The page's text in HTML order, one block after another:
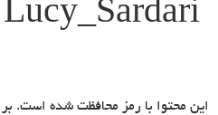
Lucy_Sardari
این محتوا با رمز محافظت شده است.